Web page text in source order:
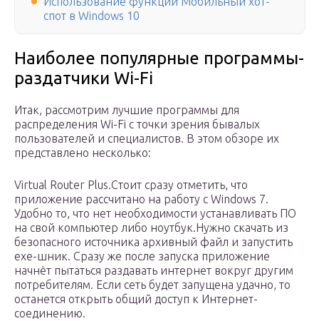
спот в Windows 10
Наиболее популярные программы-
раздатчики Wi-Fi
Итак, рассмотрим лучшие программы для
распределения Wi-Fi с точки зрения бывалых
пользователей и специалистов. В этом обзоре их
представлено несколько:
Virtual Router Plus.Стоит сразу отметить, что
приложение рассчитано на работу с Windows 7.
Удобно то, что нет необходимости устанавливать ПО
на свой компьютер либо ноутбук.Нужно скачать из
безопасного источника архивный файл и запустить
exe-шник. Сразу же после запуска приложение
начнёт пытаться раздавать интернет вокруг другим
потребителям. Если сеть будет запущена удачно, то
останется открыть общий доступ к Интернет-
соединению.